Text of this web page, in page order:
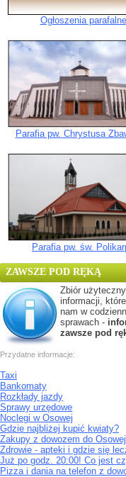
Ogłoszenia parafalne
Parafia pw. Chrystusa
Parafia pw. św.
ZAWSZE POD RĘKĄ
Zbiór
informacji,
nam w
sprawach -
zawsze pod
Przydatne informacje:
Taxi
Bankomaty
Rozkłady jazdy
Sprawy urzędowe
Noclegi w Osowej
Gdzie najbliżej kupić kwiaty?
Zakupy z dowozem do Osowej
Zdrowie - apteki i gdzie się
Już po godz. 20:00! Co jest
Pizza i dania na telefon z